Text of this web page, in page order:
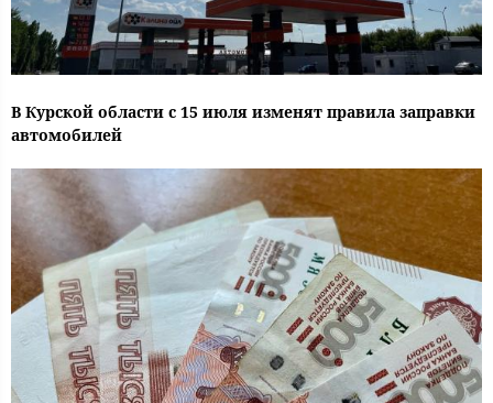
В Курской области с 15 июля изменят правила заправки
автомобилей